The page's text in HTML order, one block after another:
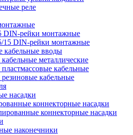
реле
DIN-рейки монтажные
15 DIN-рейки монтажные
кабельные вводы
металлические
кабельные
кабельные
насадки
коннекторные насадки
коннекторные насадки
наконечники